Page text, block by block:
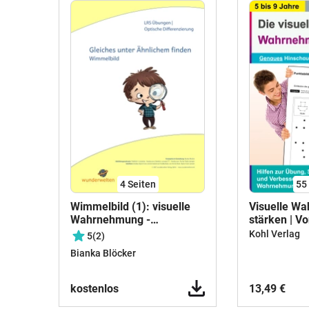
4Seiten
Wimmelbild (1): visuelle
Wahrnehmung -
Wahrnehmungsübungen -
Konzentrationsübungen
5(2)
Bianka Blöcker
kostenlos
55
Visuelle
stärken |
4
Kohl Verlag
13,49 €